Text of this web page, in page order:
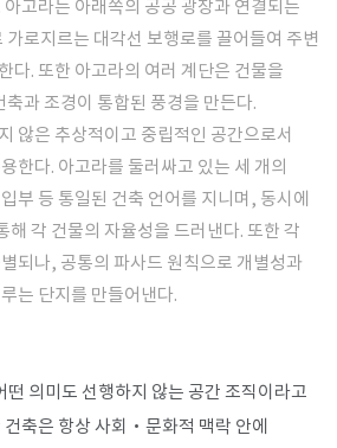
고라는 아래쪽의 공공 광장과 연결되는
로지르는 대각선 보행로를 끌어들여 주변
다. 또한 아고라의 여러 계단은 건물을
과 조경이 통합된 풍경을 만든다.
않은 추상적이고 중립적인 공간으로서
한다. 아고라를 둘러싸고 있는 세 개의
부 등 통일된 건축 언어를 지니며, 동시에
해 각 건물의 자율성을 드러낸다. 또한 각
되나, 공통의 파사드 원칙으로 개별성과
는 단지를 만들어낸다.
떤 의미도 선행하지 않는 공간 조직이라고
축은 항상 사회·문화적 맥락 안에